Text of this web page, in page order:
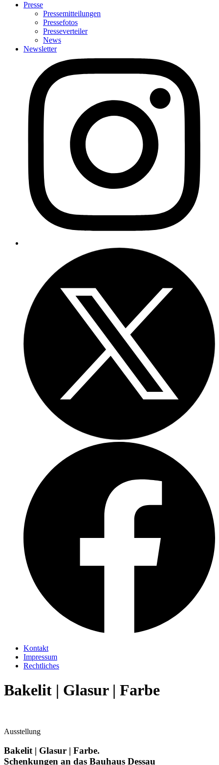
Presse
Pressemitteilungen
Pressefotos
Presseverteiler
News
Newsletter
Kontakt
Impressum
Rechtliches
Bakelit | Glasur | Farbe
Ausstellung
Bakelit | Glasur | Farbe.
Schenkungen an das Bauhaus Dessau